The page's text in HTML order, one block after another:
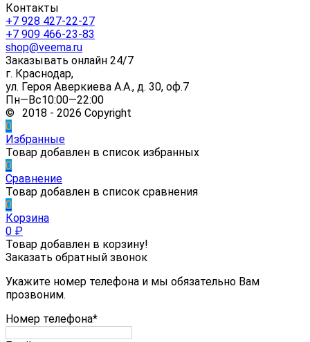
Контакты
+7 928 427-22-27
+7 909 466-23-83
shop@veema.ru
Заказывать онлайн 24/7
г. Краснодар,
ул. Героя Аверкиева А.А., д. 30, оф.7
Пн—Вс10:00—22:00
© 2018 - 2026 Copyright
0
Избранные
Товар добавлен в список избранных
0
Сравнение
Товар добавлен в список сравнения
0
Корзина
0 ₽
Товар добавлен в корзину!
Заказать обратный звонок
Укажите номер телефона и мы обязательно Вам
прозвоним.
Номер телефона*